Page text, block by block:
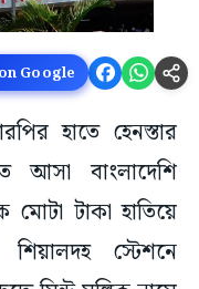
Google
হাতে হেনস্তার
আসা বাংলাদেশি
টাকা হাতিয়ে
স্টেশনে